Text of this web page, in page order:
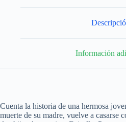
Información
Cuenta la historia de una hermosa
muerte de su madre, vuelve a casarse